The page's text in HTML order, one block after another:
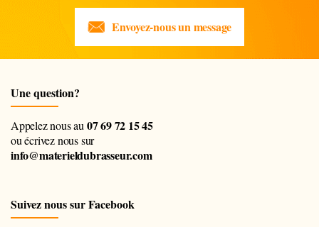
Envoyez-nous un message
Une question?
Appelez nous au 07 69 72 15 45
ou écrivez nous sur
info@materieldubrasseur.com
Suivez nous sur Facebook